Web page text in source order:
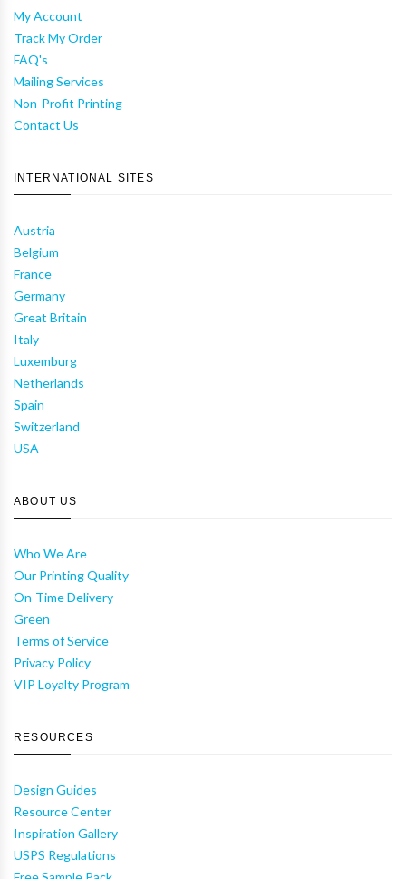
My Account
Track My Order
FAQ's
Mailing Services
Non-Profit Printing
Contact Us
INTERNATIONAL SITES
Austria
Belgium
France
Germany
Great Britain
Italy
Luxemburg
Netherlands
Spain
Switzerland
USA
ABOUT US
Who We Are
Our Printing Quality
On-Time Delivery
Green
Terms of Service
Privacy Policy
VIP Loyalty Program
RESOURCES
Design Guides
Resource Center
Inspiration Gallery
USPS Regulations